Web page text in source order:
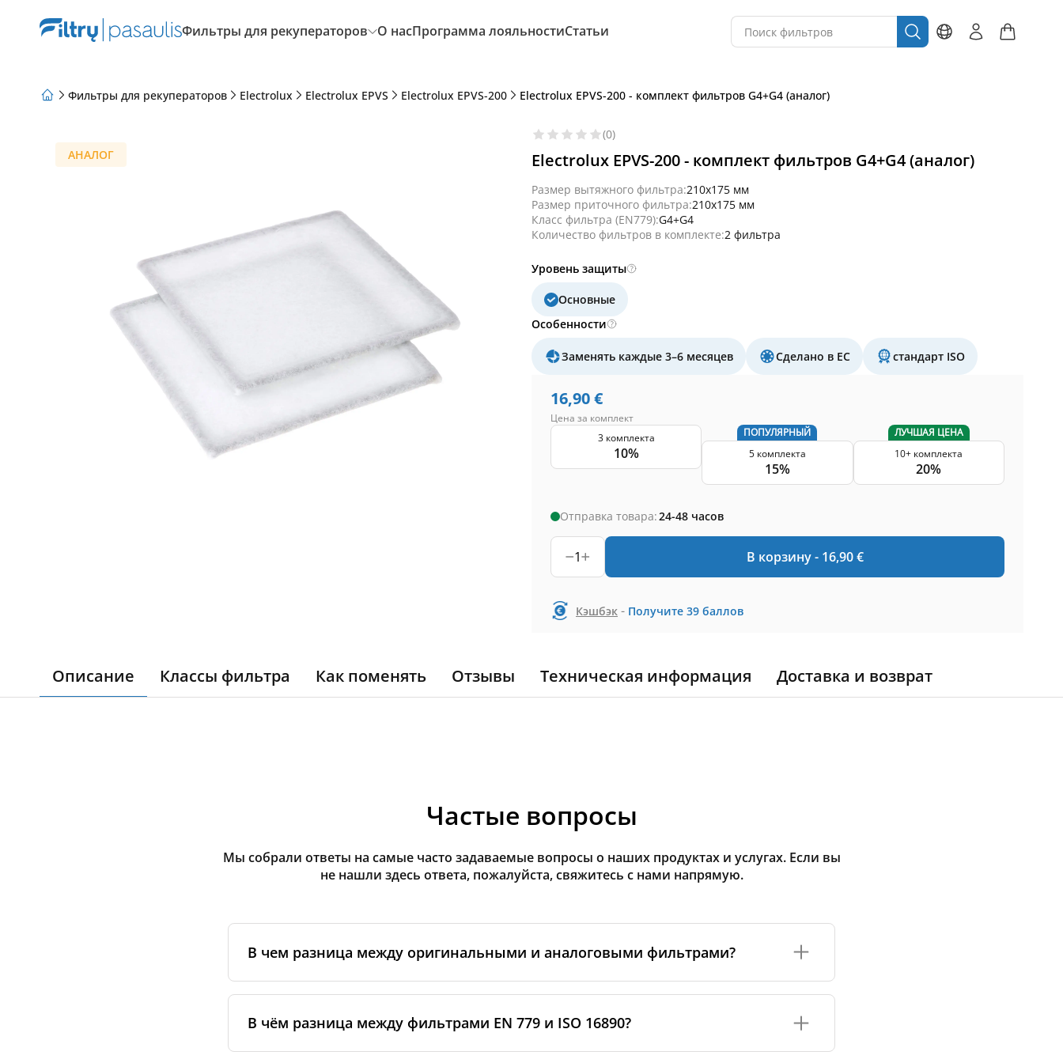
Фильтры для рекуператоров О насПрограмма лояльностиСтатьи
Фильтры для рекуператоров Electrolux Electrolux EPVS Electrolux EPVS-200 Electrolux EPVS-200 - комплект фильтров G4+G4 (аналог)
АНАЛОГ
(0)
Electrolux EPVS-200 - комплект фильтров G4+G4 (аналог)
Размер вытяжного фильтра:210x175 мм
Размер приточного фильтра:210x175 мм
Класс фильтра (EN779):G4+G4
Количество фильтров в комплекте:2 фильтра
Уровень защиты
Основные
Особенности
Заменять каждые 3–6 месяцев Сделано в ЕС стандарт ISO
16,90€
Цена за комплект
3 комплекта
10%
ПОПУЛЯРНЫЙ
5 комплекта
15%
ЛУЧШАЯ ЦЕНА
10+ комплекта
20%
Отправка товара:24-48 часов
1 В корзину - 16,90 €
Кэшбэк - Получите 39 баллов
Описание Классы фильтра Как поменять Отзывы Техническая информация Доставка и возврат
Частые вопросы
Мы собрали ответы на самые часто задаваемые вопросы о наших продуктах и услугах. Если вы
не нашли здесь ответа, пожалуйста, свяжитесь с нами напрямую.
В чем разница между оригинальными и аналоговыми фильтрами?
сертифицированными производственными партнёрами. Такие фильтры соответствуют
специальным стандартам бренда, включая требования к материалам, производству и
упаковке.
В чём разница между фильтрами EN 779 и ISO 16890?